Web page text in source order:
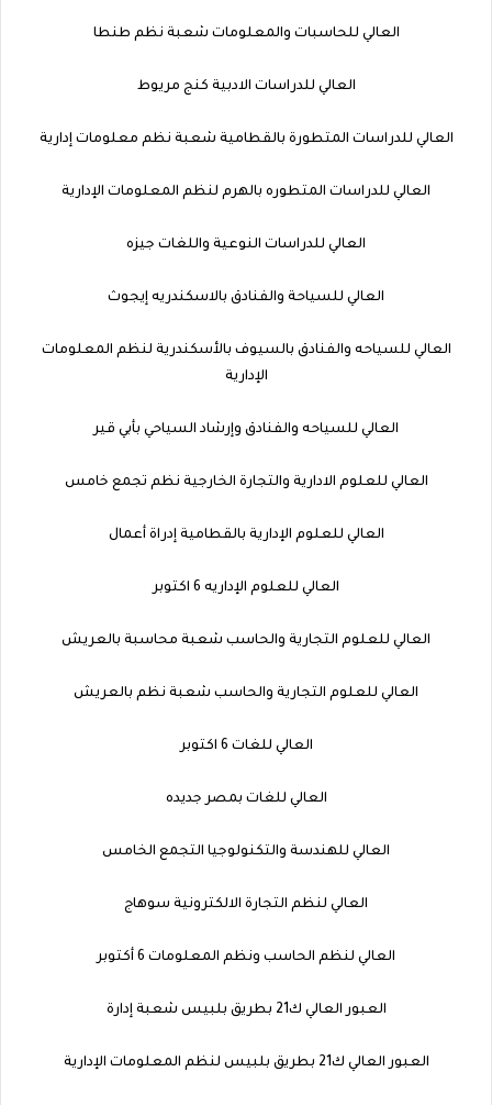
العالي للحاسبات والمعلومات شعبة نظم طنطا
العالي للدراسات الادبية كنج مريوط
العالي للدراسات المتطورة بالقطامية شعبة نظم معلومات إدارية
العالي للدراسات المتطوره بالهرم لنظم المعلومات الإدارية
العالي للدراسات النوعية واللغات جيزه
العالي للسياحة والفنادق بالاسكندريه إيجوث
العالي للسياحه والفنادق بالسيوف بالأسكندرية لنظم المعلومات
الإدارية
العالي للسياحه والفنادق وإرشاد السياحي بأبي قير
العالي للعلوم الادارية والتجارة الخارجية نظم تجمع خامس
العالي للعلوم الإدارية بالقطامية إدراة أعمال
العالي للعلوم الإداريه 6 اكتوبر
العالي للعلوم التجارية والحاسب شعبة محاسبة بالعريش
العالي للعلوم التجارية والحاسب شعبة نظم بالعريش
العالي للغات 6 اكتوبر
العالي للغات بمصر جديده
العالي للهندسة والتكنولوجيا التجمع الخامس
العالي لنظم التجارة الالكترونية سوهاج
العالي لنظم الحاسب ونظم المعلومات 6 أكتوبر
العبور العالي ك21 بطريق بلبيس شعبة إدارة
العبور العالي ك21 بطريق بلبيس لنظم المعلومات الإدارية